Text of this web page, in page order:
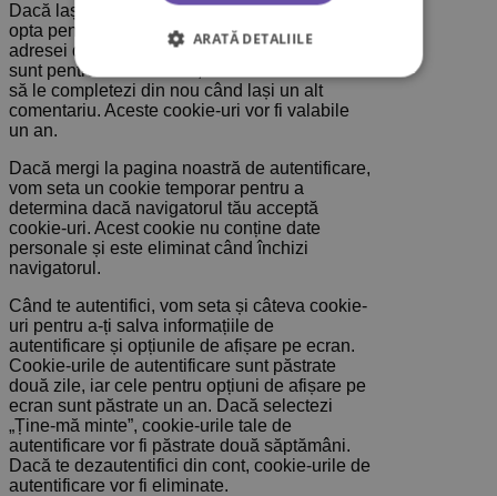
Dacă lași un comentariu pe situl nostru, poți
opta pentru salvarea în cookie-uri a numelui,
adresei de email și sitului tău web. Acestea
sunt pentru confortul tău, astfel nu mai trebuie
să le completezi din nou când lași un alt
comentariu. Aceste cookie-uri vor fi valabile
un an.
Dacă mergi la pagina noastră de autentificare,
vom seta un cookie temporar pentru a
determina dacă navigatorul tău acceptă
cookie-uri. Acest cookie nu conține date
personale și este eliminat când închizi
navigatorul.
Când te autentifici, vom seta și câteva cookie-
uri pentru a-ți salva informațiile de
autentificare și opțiunile de afișare pe ecran.
Cookie-urile de autentificare sunt păstrate
două zile, iar cele pentru opțiuni de afișare pe
ecran sunt păstrate un an. Dacă selectezi
„Ține-mă minte”, cookie-urile tale de
autentificare vor fi păstrate două săptămâni.
Dacă te dezautentifici din cont, cookie-urile de
autentificare vor fi eliminate.
ARATĂ DETALIILE